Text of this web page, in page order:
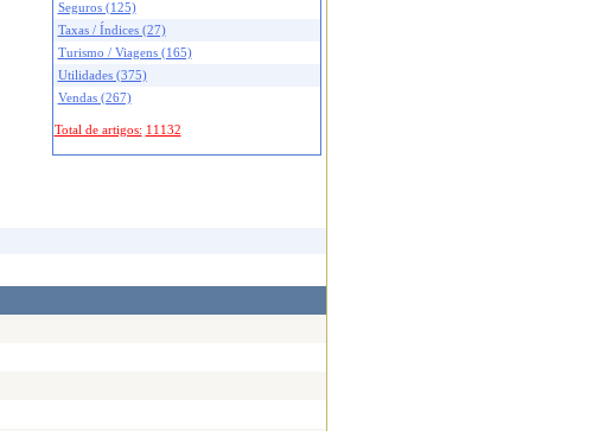
Seguros (125)
Taxas / Índices (27)
Turismo / Viagens (165)
Utilidades (375)
Vendas (267)
Total de artigos: 11132